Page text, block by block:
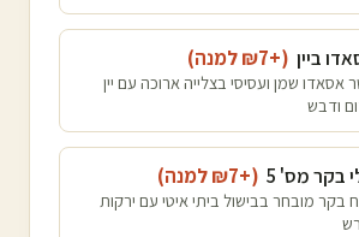
ביין (+₪
7 למנה)
אסאדו שמן ועסיסי בצלייה ארוכה עם יין
ודבש
בקר מס' 5 (+₪
7 למנה)
בקר מובחר בבישול ביתי איטי עם ירקות